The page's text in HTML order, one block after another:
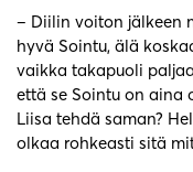
– Diilin voiton jälkeen
hyvä Sointu, älä
vaikka takapuoli
että se Sointu on aina
Liisa tehdä saman?
olkaa rohkeasti sitä